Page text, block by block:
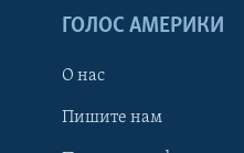
ГОЛОС АМЕРИКИ
О нас
Пишите нам